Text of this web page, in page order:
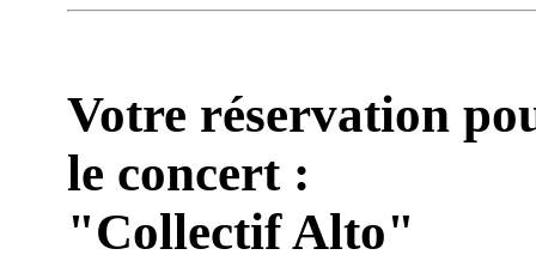
Votre réservation
le concert :
"Collectif Alto"